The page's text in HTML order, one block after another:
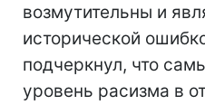
возмутительны и
исторической
подчеркнул, что
уровень расизма в